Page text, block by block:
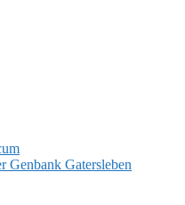
Genbank Gatersleben